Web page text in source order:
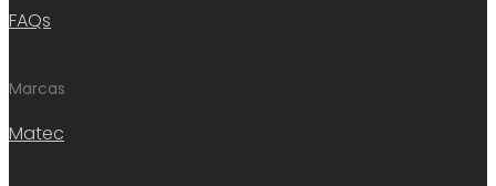
FAQs
Marcas
Matec